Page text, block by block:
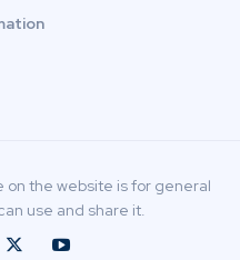
on the website is for general
use and share it.